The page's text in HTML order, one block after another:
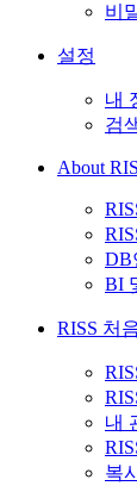
비
설정
내
검
About
DB
BI
RISS 처
내
복